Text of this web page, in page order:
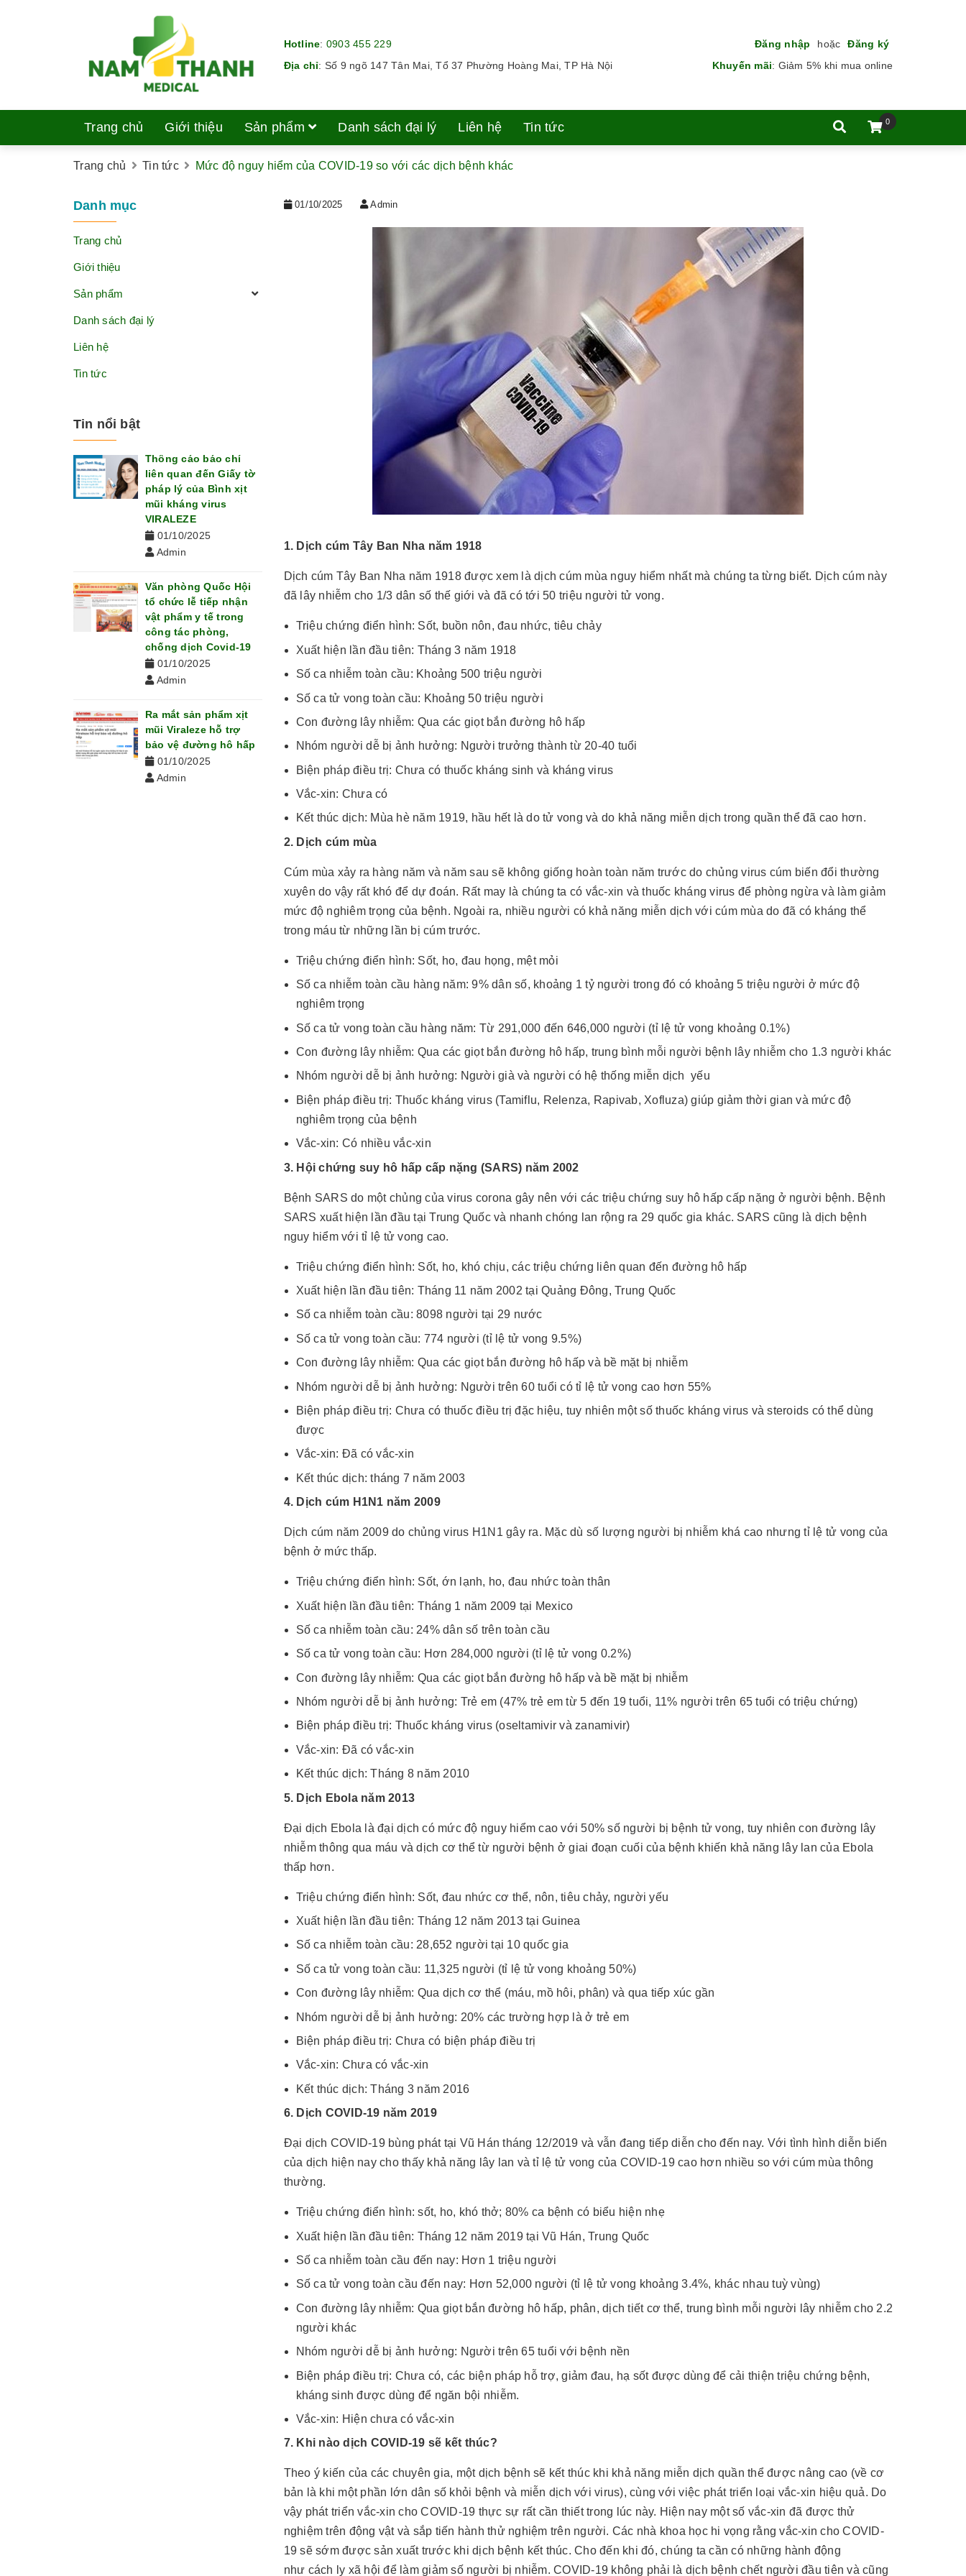
Hotline: 0903 455 229
Địa chỉ: Số 9 ngõ 147 Tân Mai, Tổ 37 Phường Hoàng Mai, TP Hà Nội
Đăng nhập hoặc
Đăng ký
Khuyến mãi: Giảm 5% khi mua online
Trang chủ Giới thiệu Sản phẩm Danh sách đại lý Liên hệ Tin tức 0
Trang chủ Tin tức Mức độ nguy hiểm của COVID-19 so với các dịch bệnh khác
01/10/2025 Admin
1. Dịch cúm Tây Ban Nha năm 1918
Dịch cúm Tây Ban Nha năm 1918 được xem là dịch cúm mùa nguy hiểm nhất mà chúng ta từng biết. Dịch cúm này
đã lây nhiễm cho 1/3 dân số thế giới và đã có tới 50 triệu người tử vong.
Triệu chứng điển hình: Sốt, buồn nôn, đau nhức, tiêu chảy
Xuất hiện lần đầu tiên: Tháng 3 năm 1918
Số ca nhiễm toàn cầu: Khoảng 500 triệu người
Số ca tử vong toàn cầu: Khoảng 50 triệu người
Con đường lây nhiễm: Qua các giọt bắn đường hô hấp
Nhóm người dễ bị ảnh hưởng: Người trưởng thành từ 20-40 tuổi
Biện pháp điều trị: Chưa có thuốc kháng sinh và kháng virus
Vắc-xin: Chưa có
Kết thúc dịch: Mùa hè năm 1919, hầu hết là do tử vong và do khả năng miễn dịch trong quần thể đã cao hơn.
2. Dịch cúm mùa
Cúm mùa xảy ra hàng năm và năm sau sẽ không giống hoàn toàn năm trước do chủng virus cúm biến đổi thường
xuyên do vậy rất khó để dự đoán. Rất may là chúng ta có vắc-xin và thuốc kháng virus để phòng ngừa và làm giảm
mức độ nghiêm trọng của bệnh. Ngoài ra, nhiều người có khả năng miễn dịch với cúm mùa do đã có kháng thể
trong máu từ những lần bị cúm trước.
Triệu chứng điển hình: Sốt, ho, đau họng, mệt mỏi
Số ca nhiễm toàn cầu hàng năm: 9% dân số, khoảng 1 tỷ người trong đó có khoảng 5 triệu người ở mức độ
nghiêm trọng
Số ca tử vong toàn cầu hàng năm: Từ 291,000 đến 646,000 người (tỉ lệ tử vong khoảng 0.1%)
Con đường lây nhiễm: Qua các giọt bắn đường hô hấp, trung bình mỗi người bệnh lây nhiễm cho 1.3 người khác
Nhóm người dễ bị ảnh hưởng: Người già và người có hệ thống miễn dịch yếu
Biện pháp điều trị: Thuốc kháng virus (Tamiflu, Relenza, Rapivab, Xofluza) giúp giảm thời gian và mức độ
nghiêm trọng của bệnh
Vắc-xin: Có nhiều vắc-xin
3. Hội chứng suy hô hấp cấp nặng (SARS) năm 2002
Bệnh SARS do một chủng của virus corona gây nên với các triệu chứng suy hô hấp cấp nặng ở người bệnh. Bệnh
SARS xuất hiện lần đầu tại Trung Quốc và nhanh chóng lan rộng ra 29 quốc gia khác. SARS cũng là dịch bệnh
nguy hiểm với tỉ lệ tử vong cao.
Triệu chứng điển hình: Sốt, ho, khó chịu, các triệu chứng liên quan đến đường hô hấp
Xuất hiện lần đầu tiên: Tháng 11 năm 2002 tại Quảng Đông, Trung Quốc
Số ca nhiễm toàn cầu: 8098 người tại 29 nước
Số ca tử vong toàn cầu: 774 người (tỉ lệ tử vong 9.5%)
Con đường lây nhiễm: Qua các giọt bắn đường hô hấp và bề mặt bị nhiễm
Nhóm người dễ bị ảnh hưởng: Người trên 60 tuổi có tỉ lệ tử vong cao hơn 55%
Biện pháp điều trị: Chưa có thuốc điều trị đặc hiệu, tuy nhiên một số thuốc kháng virus và steroids có thể dùng
được
Vắc-xin: Đã có vắc-xin
Kết thúc dịch: tháng 7 năm 2003​​​​​​​
4. Dịch cúm H1N1 năm 2009
Dịch cúm năm 2009 do chủng virus H1N1 gây ra. Mặc dù số lượng người bị nhiễm khá cao nhưng tỉ lệ tử vong của
bệnh ở mức thấp.
Triệu chứng điển hình: Sốt, ớn lạnh, ho, đau nhức toàn thân
Xuất hiện lần đầu tiên: Tháng 1 năm 2009 tại Mexico
Số ca nhiễm toàn cầu: 24% dân số trên toàn cầu
Số ca tử vong toàn cầu: Hơn 284,000 người (tỉ lệ tử vong 0.2%)
Con đường lây nhiễm: Qua các giọt bắn đường hô hấp và bề mặt bị nhiễm
Nhóm người dễ bị ảnh hưởng: Trẻ em (47% trẻ em từ 5 đến 19 tuổi, 11% người trên 65 tuổi có triệu chứng)
Biện pháp điều trị: Thuốc kháng virus (oseltamivir và zanamivir)
Vắc-xin: Đã có vắc-xin
Kết thúc dịch: Tháng 8 năm 2010
5. Dịch Ebola năm 2013
Đại dịch Ebola là đại dịch có mức độ nguy hiểm cao với 50% số người bị bệnh tử vong, tuy nhiên con đường lây
nhiễm thông qua máu và dịch cơ thể từ người bệnh ở giai đoạn cuối của bệnh khiến khả năng lây lan của Ebola
thấp hơn.
Triệu chứng điển hình: Sốt, đau nhức cơ thể, nôn, tiêu chảy, người yếu
Xuất hiện lần đầu tiên: Tháng 12 năm 2013 tại Guinea
Số ca nhiễm toàn cầu: 28,652 người tại 10 quốc gia
Số ca tử vong toàn cầu: 11,325 người (tỉ lệ tử vong khoảng 50%)
Con đường lây nhiễm: Qua dịch cơ thể (máu, mồ hôi, phân) và qua tiếp xúc gần
Nhóm người dễ bị ảnh hưởng: 20% các trường hợp là ở trẻ em
Biện pháp điều trị: Chưa có biện pháp điều trị
Vắc-xin: Chưa có vắc-xin
Kết thúc dịch: Tháng 3 năm 2016
6. Dịch COVID-19 năm 2019
Đại dịch COVID-19 bùng phát tại Vũ Hán tháng 12/2019 và vẫn đang tiếp diễn cho đến nay. Với tình hình diễn biến
của dịch hiện nay cho thấy khả năng lây lan và tỉ lệ tử vong của COVID-19 cao hơn nhiều so với cúm mùa thông
thường.
Triệu chứng điển hình: sốt, ho, khó thở; 80% ca bệnh có biểu hiện nhẹ
Xuất hiện lần đầu tiên: Tháng 12 năm 2019 tại Vũ Hán, Trung Quốc
Số ca nhiễm toàn cầu đến nay: Hơn 1 triệu người
Số ca tử vong toàn cầu đến nay: Hơn 52,000 người (tỉ lệ tử vong khoảng 3.4%, khác nhau tuỳ vùng)
Con đường lây nhiễm: Qua giọt bắn đường hô hấp, phân, dịch tiết cơ thể, trung bình mỗi người lây nhiễm cho 2.2
người khác
Nhóm người dễ bị ảnh hưởng: Người trên 65 tuổi với bệnh nền
Biện pháp điều trị: Chưa có, các biện pháp hỗ trợ, giảm đau, hạ sốt được dùng để cải thiện triệu chứng bệnh,
kháng sinh được dùng để ngăn bội nhiễm.
Vắc-xin: Hiện chưa có vắc-xin
7. Khi nào dịch COVID-19 sẽ kết thúc?
Theo ý kiến của các chuyên gia, một dịch bệnh sẽ kết thúc khi khả năng miễn dịch quần thể được nâng cao (về cơ
bản là khi một phần lớn dân số khỏi bệnh và miễn dịch với virus), cùng với việc phát triển loại vắc-xin hiệu quả. Do
vậy phát triển vắc-xin cho COVID-19 thực sự rất cần thiết trong lúc này. Hiện nay một số vắc-xin đã được thử
nghiệm trên động vật và sắp tiến hành thử nghiệm trên người. Các nhà khoa học hi vọng rằng vắc-xin cho COVID-
19 sẽ sớm được sản xuất trước khi dịch bệnh kết thúc. Cho đến khi đó, chúng ta cần có những hành động
như cách ly xã hội để làm giảm số người bị nhiễm. COVID-19 không phải là dịch bệnh chết người đầu tiên và cũng
Danh mục
Trang chủ
Giới thiệu
Sản phẩm
Danh sách đại lý
Liên hệ
Tin tức
Tin nổi bật
Thông cáo báo chí
liên quan đến Giấy tờ
pháp lý của Bình xịt
mũi kháng virus
VIRALEZE
01/10/2025
Admin
Văn phòng Quốc Hội
tổ chức lễ tiếp nhận
vật phẩm y tế trong
công tác phòng,
chống dịch Covid-19
01/10/2025
Admin
Ra mắt sản phẩm xịt
mũi Viraleze hỗ trợ
bảo vệ đường hô hấp
01/10/2025
Admin